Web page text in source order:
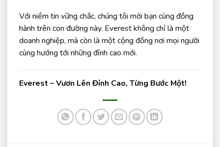
Với niềm tin vững chắc, chúng tôi mời bạn cùng đồng
hành trên con đường này. Everest không chỉ là một
doanh nghiệp, mà còn là một cộng đồng nơi mọi người
cùng hướng tới những đỉnh cao mới.
Everest – Vươn Lên Đỉnh Cao, Từng Bước Một!